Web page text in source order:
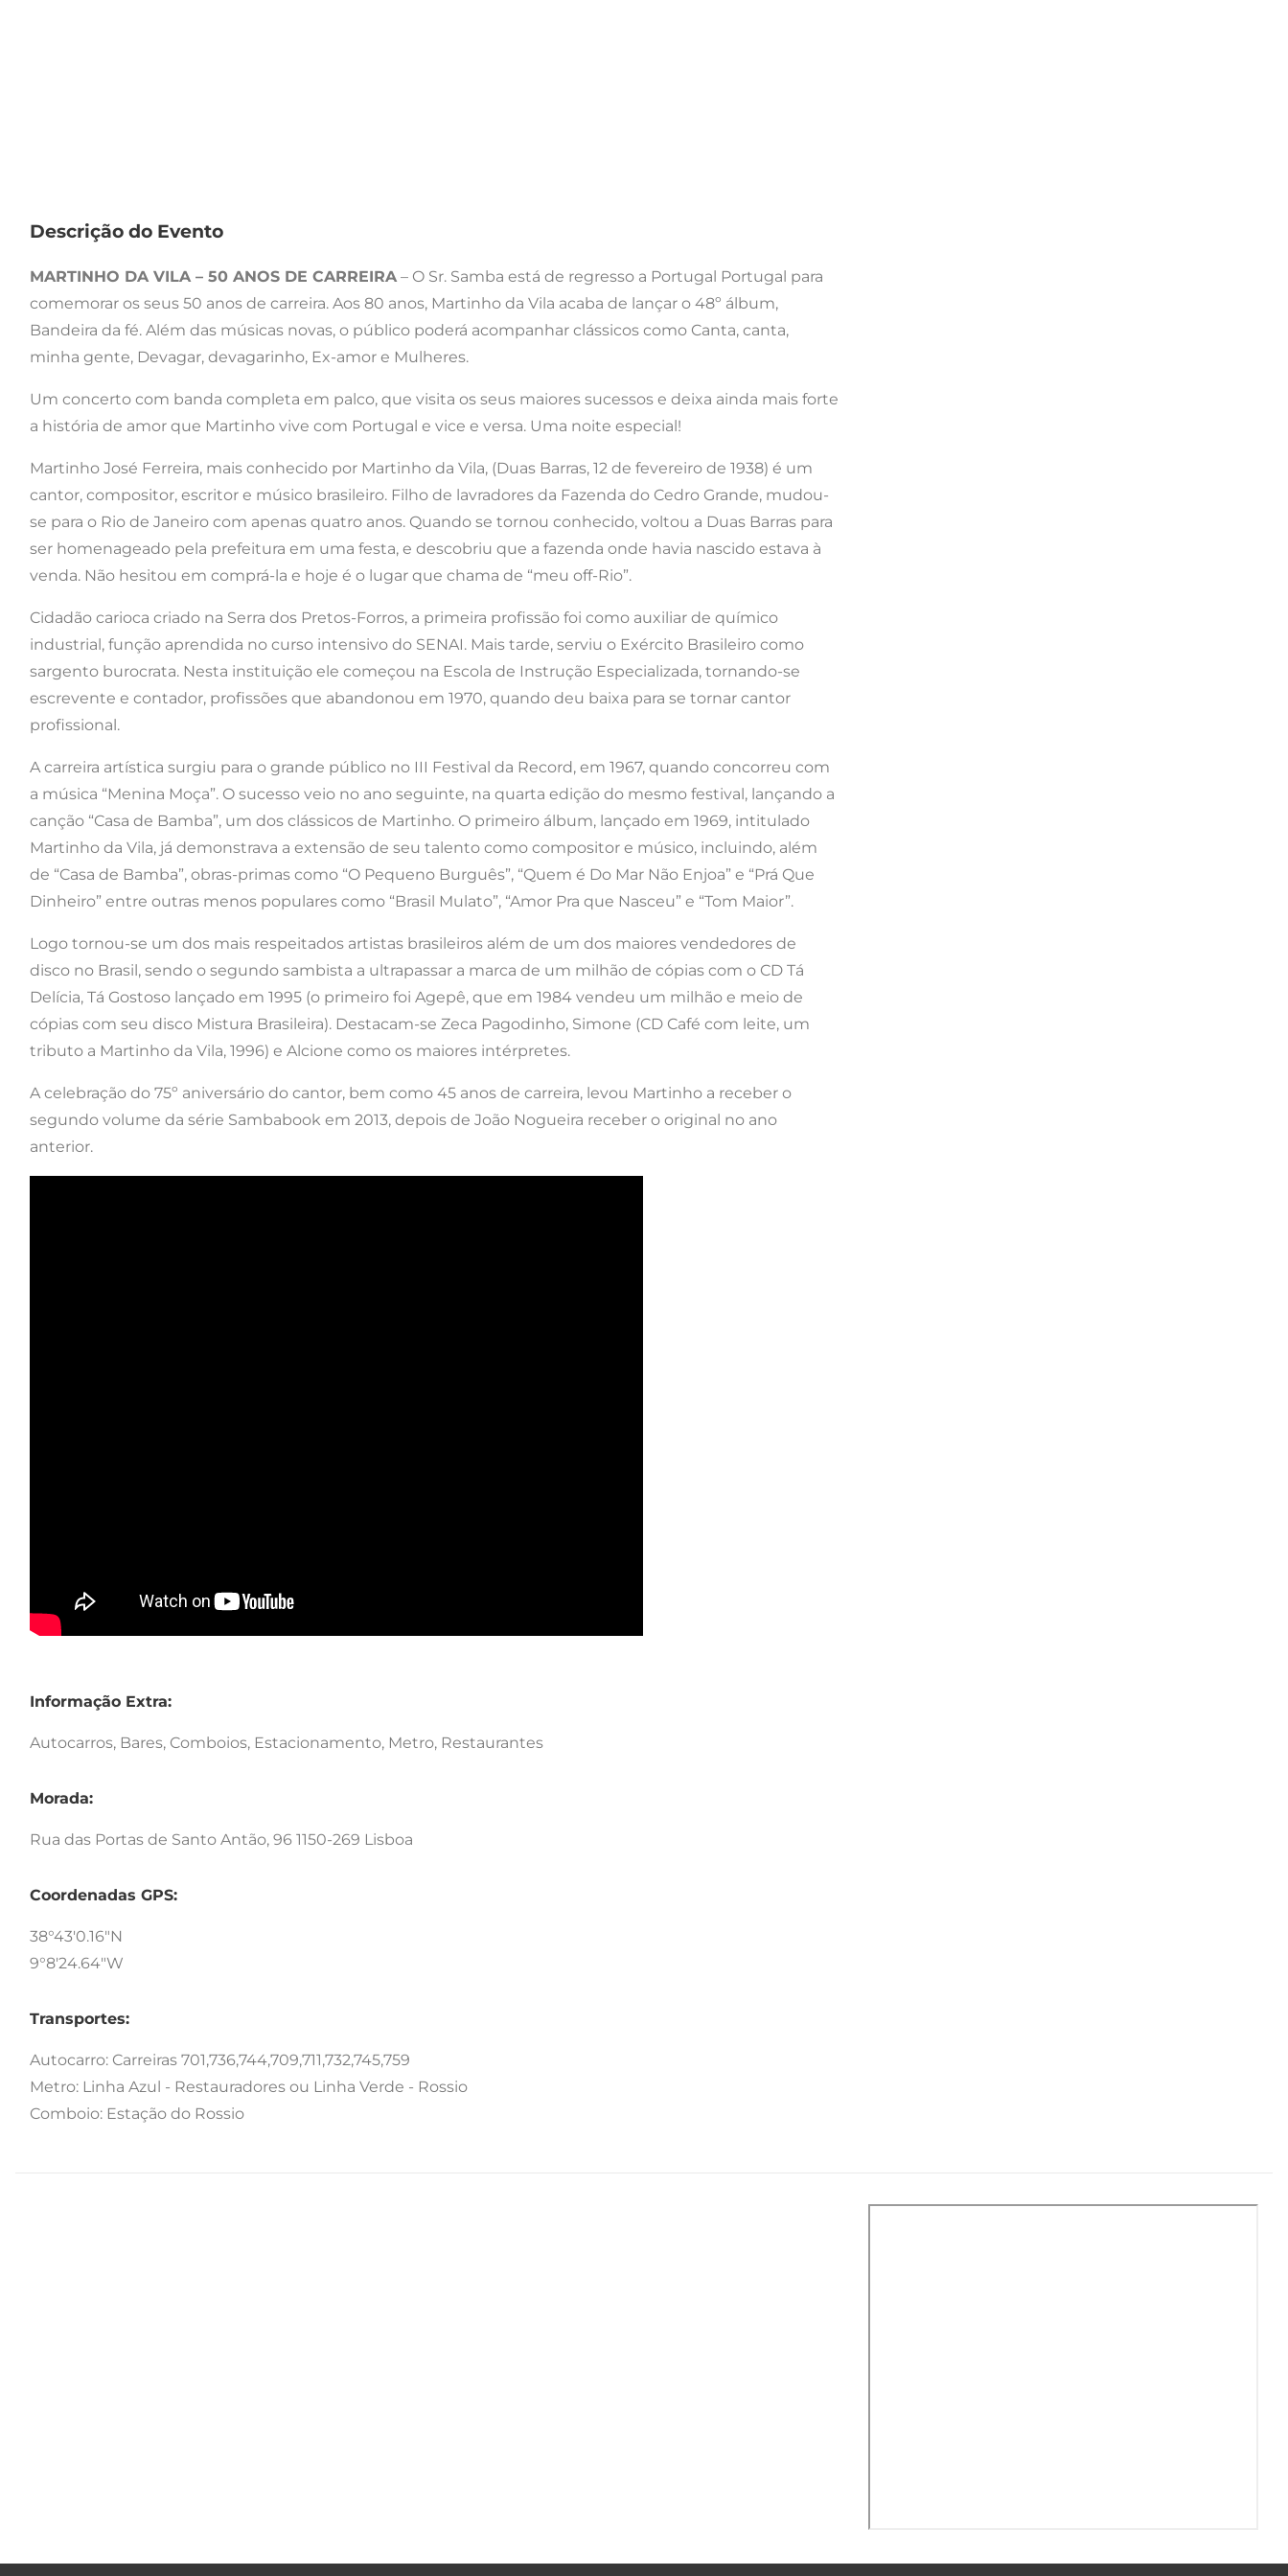
Descrição do Evento
MARTINHO DA VILA – 50 ANOS DE CARREIRA– O Sr. Samba está de regresso a Portugal Portugal para
comemorar os seus 50 anos de carreira. Aos 80 anos, Martinho da Vila acaba de lançar o 48º álbum,
Bandeira da fé. Além das músicas novas, o público poderá acompanhar clássicos como Canta, canta,
minha gente, Devagar, devagarinho, Ex-amor e Mulheres.
Um concerto com banda completa em palco, que visita os seus maiores sucessos e deixa ainda mais forte
a história de amor que Martinho vive com Portugal e vice e versa. Uma noite especial!
Martinho José Ferreira, mais conhecido por Martinho da Vila, (Duas Barras, 12 de fevereiro de 1938) é um
cantor, compositor, escritor e músico brasileiro. Filho de lavradores da Fazenda do Cedro Grande, mudou-
se para o Rio de Janeiro com apenas quatro anos. Quando se tornou conhecido, voltou a Duas Barras para
ser homenageado pela prefeitura em uma festa, e descobriu que a fazenda onde havia nascido estava à
venda. Não hesitou em comprá-la e hoje é o lugar que chama de “meu off-Rio”.
Cidadão carioca criado na Serra dos Pretos-Forros, a primeira profissão foi como auxiliar de químico
industrial, função aprendida no curso intensivo do SENAI. Mais tarde, serviu o Exército Brasileiro como
sargento burocrata. Nesta instituição ele começou na Escola de Instrução Especializada, tornando-se
escrevente e contador, profissões que abandonou em 1970, quando deu baixa para se tornar cantor
profissional.
A carreira artística surgiu para o grande público no III Festival da Record, em 1967, quando concorreu com
a música “Menina Moça”. O sucesso veio no ano seguinte, na quarta edição do mesmo festival, lançando a
canção “Casa de Bamba”, um dos clássicos de Martinho. O primeiro álbum, lançado em 1969, intitulado
Martinho da Vila, já demonstrava a extensão de seu talento como compositor e músico, incluindo, além
de “Casa de Bamba”, obras-primas como “O Pequeno Burguês”, “Quem é Do Mar Não Enjoa” e “Prá Que
Dinheiro” entre outras menos populares como “Brasil Mulato”, “Amor Pra que Nasceu” e “Tom Maior”.
Logo tornou-se um dos mais respeitados artistas brasileiros além de um dos maiores vendedores de
disco no Brasil, sendo o segundo sambista a ultrapassar a marca de um milhão de cópias com o CD Tá
Delícia, Tá Gostoso lançado em 1995 (o primeiro foi Agepê, que em 1984 vendeu um milhão e meio de
cópias com seu disco Mistura Brasileira). Destacam-se Zeca Pagodinho, Simone (CD Café com leite, um
tributo a Martinho da Vila, 1996) e Alcione como os maiores intérpretes.
A celebração do 75º aniversário do cantor, bem como 45 anos de carreira, levou Martinho a receber o
segundo volume da série Sambabook em 2013, depois de João Nogueira receber o original no ano
anterior.
Informação Extra:
Autocarros, Bares, Comboios, Estacionamento, Metro, Restaurantes
Morada:
Rua das Portas de Santo Antão, 96 1150-269 Lisboa
Coordenadas GPS:
38°43'0.16"N
9°8'24.64"W
Transportes:
Autocarro: Carreiras 701,736,744,709,711,732,745,759
Metro: Linha Azul - Restauradores ou Linha Verde - Rossio
Comboio: Estação do Rossio